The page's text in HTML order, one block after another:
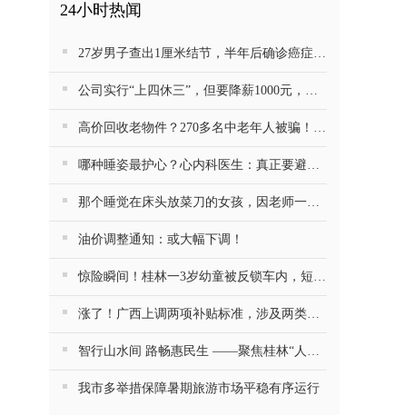
24小时热闻
27岁男子查出1厘米结节，半年后确诊癌症！这种病很会伪装
公司实行“上四休三”，但要降薪1000元，不接受只能辞职……你愿意吗？
高价回收老物件？270多名中老年人被骗！警方提醒
哪种睡姿最护心？心内科医生：真正要避开的是这一种
那个睡觉在床头放菜刀的女孩，因老师一句“跟我回家”改写了人生
油价调整通知：或大幅下调！
惊险瞬间！桂林一3岁幼童被反锁车内，短短数分钟险窒息…
涨了！广西上调两项补贴标准，涉及两类人群
智行山水间 路畅惠民生 ——聚焦桂林“人工智能+交通运输”的探索与实践
我市多举措保障暑期旅游市场平稳有序运行